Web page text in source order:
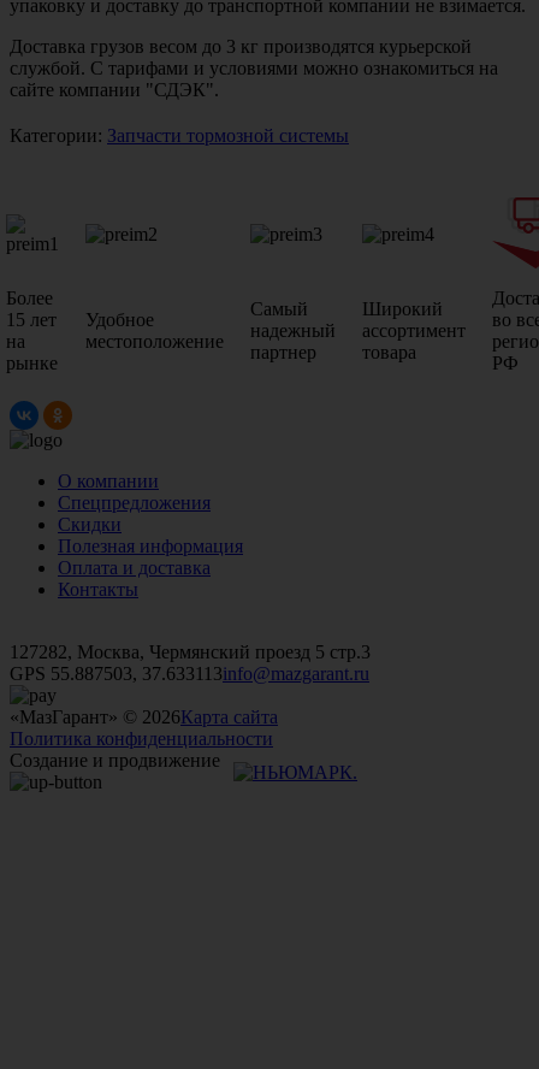
упаковку и доставку до транспортной компании не взимается.
Доставка грузов весом до 3 кг производятся курьерской
службой. С тарифами и условиями можно ознакомиться на
сайте компании "СДЭК".
Категории: Запчасти тормозной системы
Более
15 лет
на
рынке
Удобное
местоположение
Самый
надежный
партнер
Широкий
ассортимент
товара
во
РФ
О компании
Спецпредложения
Скидки
Полезная информация
Оплата и доставка
Контакты
127282, Москва, Чермянский проезд 5 стр.3
GPS 55.887503, 37.633113info@mazgarant.ru
«МазГарант» © 2026Карта сайта
Политика конфиденциальности
Создание и продвижение